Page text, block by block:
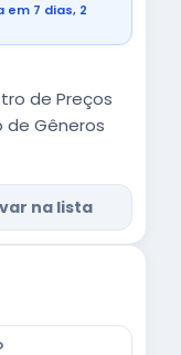
em 7 dias, 2
de Preços
de Gêneros
na lista